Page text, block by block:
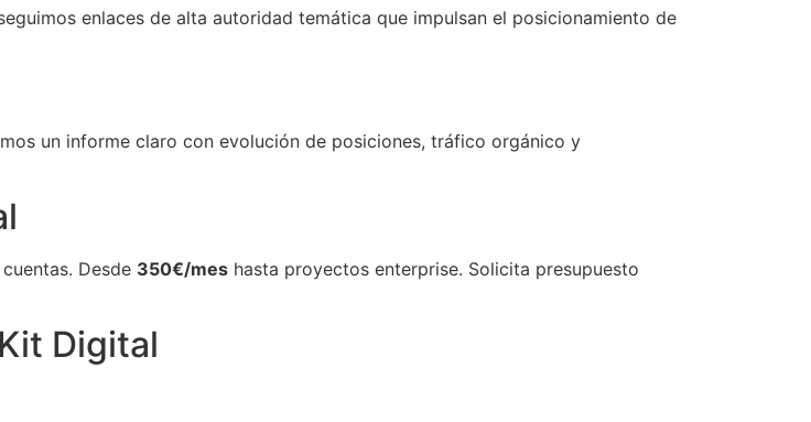
enlaces de alta autoridad temática que impulsan el posicionamiento de
un informe claro con evolución de posiciones, tráfico orgánico y
Desde 350€/mes hasta proyectos enterprise. Solicita presupuesto
Digital